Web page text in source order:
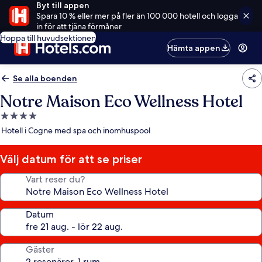
Byt till appen
Spara 10 % eller mer på fler än 100 000 hotell och logga
in för att tjäna förmåner
Hoppa till huvudsektionen
Hämta appen
Se alla boenden
Notre Maison Eco Wellness Hotel
4.0-
stjärnigt
Hotell i Cogne med spa och inomhuspool
Välj datum för att se priser
Vart reser du?
Datum
Gäster